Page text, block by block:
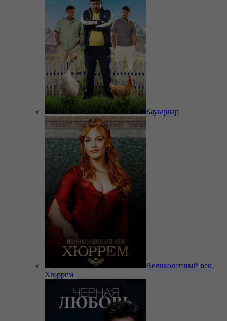
Бауырлар
Великолепный век.
Хюррем